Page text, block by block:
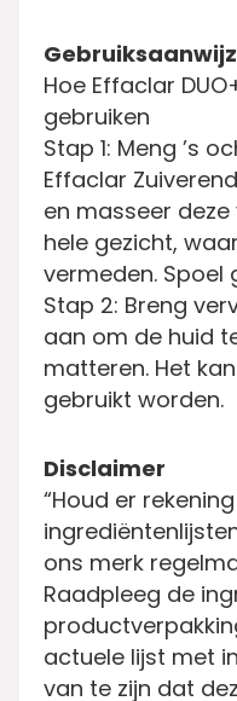
Hoe Effaclar
gebruiken
Stap 1: Meng ’s
Effaclar
en masseer
hele gezicht,
vermeden.
Stap 2: Breng
aan om de huid
matteren. Het
gebruikt worden.
Disclaimer
“Houd er
ons merk
Raadpleeg de
actuele lijst met
van te zijn dat